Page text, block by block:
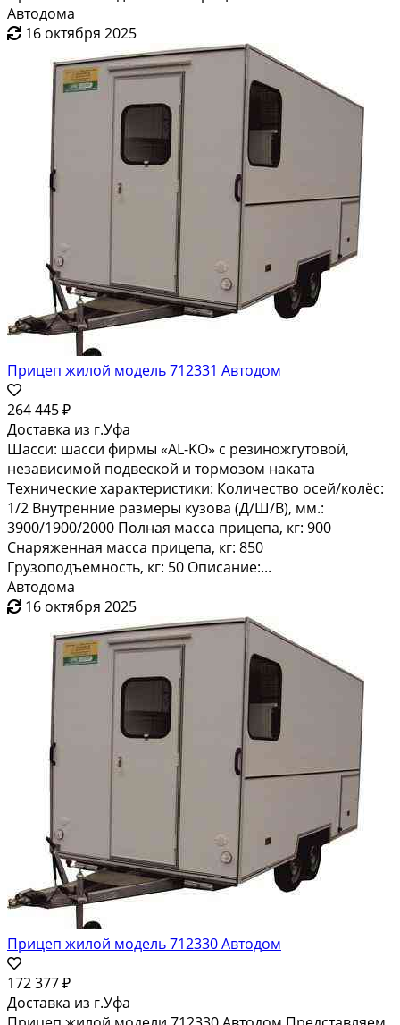
Автодома
16 октября 2025
Прицеп жилой модель 712331 Автодом
264 445 ₽
Доставка из г.Уфа
Шасси: шасси фирмы «AL-KO» с резиножгутовой,
независимой подвеской и тормозом наката
Технические характеристики: Количество осей/колёс:
1/2 Внутренние размеры кузова (Д/Ш/В), мм.:
3900/1900/2000 Полная масса прицепа, кг: 900
Снаряженная масса прицепа, кг: 850
Грузоподъемность, кг: 50 Описание:...
Автодома
16 октября 2025
Прицеп жилой модель 712330 Автодом
172 377 ₽
Доставка из г.Уфа